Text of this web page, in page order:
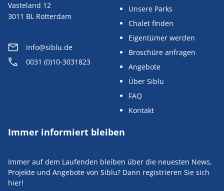
Vasteland 12
3011 BL Rotterdam
info@siblu.de
0031 (0)10-3031823
Unsere Parks
Chalet finden
Eigentümer werden
Broschüre anfragen
Angebote
Über Siblu
FAQ
Kontakt
Immer informiert bleiben
Immer auf dem Laufenden bleiben über die neuesten News,
Projekte und Angebote von Siblu? Dann registrieren Sie sich
hier!